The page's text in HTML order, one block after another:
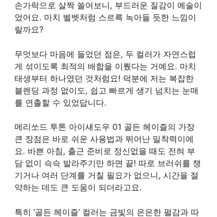
손가락으로 살짝 쓸어보니, 부드러운 질감이 예술이
었어요. 마치 벨벳처럼 스르륵 녹아들 듯한 느낌이
랄까요?
무엇보다 마음에 들었던 점은, 두 컬러가 자연스럽
게 섞이도록 최적의 배합을 이뤘다는 거예요. 마치
태생부터 하나였던 것처럼요! 덕분에 저는 복잡한
블렌딩 과정 없이도, 쉽고 빠르게 생기 넘치는 눈매
를 연출할 수 있었답니다.
메리쏘드 투톤 아이섀도우 01 골든 헤이즐의 가장
큰 장점은 바로 쉬운 사용법과 뛰어난 밀착력이에
요. 바쁜 아침, 출근 준비로 정신없을 때도 전혀 부
담 없이 슥슥 발라주기만 하면 끝! 따로 브러쉬를 챙
기거나 여러 단계를 거칠 필요가 없으니, 시간을 절
약하는 데도 큰 도움이 되더라고요.
특히 ‘골든 헤이즐’ 컬러는 금빛의 은은한 펄감과 따